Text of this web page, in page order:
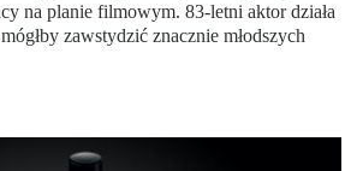
na planie filmowym. 83-letni aktor działa
zawstydzić znacznie młodszych